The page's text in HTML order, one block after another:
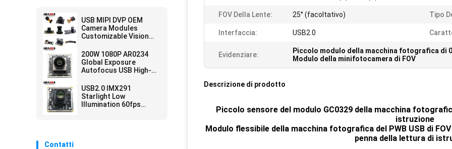
USB MIPI DVP OEM
Camera Modules
Customizable Vision
200W 1080P AR0234
Global Exposure
Autofocus USB High-
Camera Module
USB2.0 IMX291
Starlight Low
Illumination 60fps
Contatti
FOV Della Lente: 25° (facoltativo) Tipo
Interfaccia: USB2.0
Evidenziare: Piccolo modulo della macchina fotografica di
Modulo della minifotocamera di FOV
Descrizione di prodotto
Piccolo sensore del modulo GC0329 della macchina
istruzione
Modulo flessibile della macchina fotografica del PWB USB di
penna della lettura di